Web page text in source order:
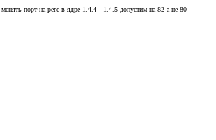
порт на реге в ядре 1.4.4 - 1.4.5 допустим на 82 а не 80